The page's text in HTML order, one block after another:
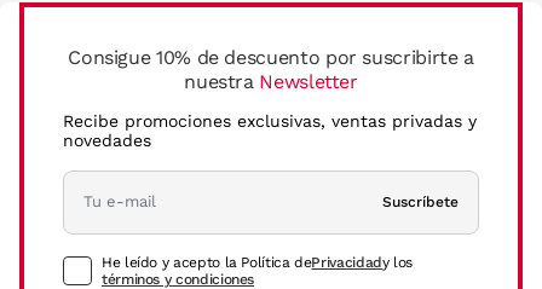
Consigue 10% de descuento por suscribirte a
nuestra Newsletter
Recibe promociones exclusivas, ventas privadas y
novedades
Suscríbete
He leído y acepto la Política dePrivacidady los
términos y condiciones